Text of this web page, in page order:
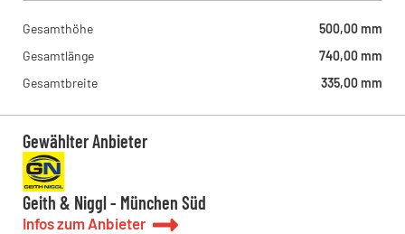
Gesamthöhe
500,00 mm
Gesamtlänge
740,00 mm
Gesamtbreite
335,00 mm
Gewählter Anbieter
Geith & Niggl - München Süd
Infos zum Anbieter